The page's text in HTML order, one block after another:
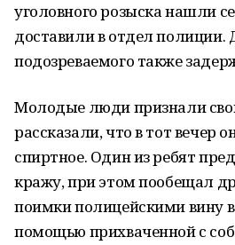
уголовного розыска нашли
доставили в отдел полиции.
подозреваемого также
Молодые люди признали
рассказали, что в тот вечер
спиртное. Один из ребят
кражу, при этом пообещал
поимки полицейскими вину
помощью прихваченной с